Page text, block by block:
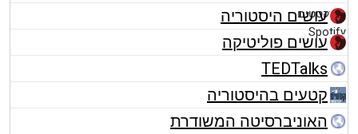
עושים היסטוריה
עושים פוליטיקה
TEDTalks
קטעים בהיסטוריה
האוניברסיטה המשודרת